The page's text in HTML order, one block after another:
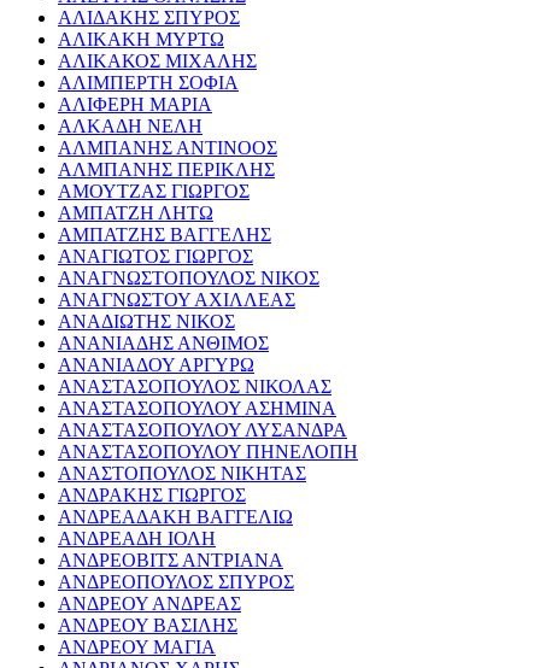
ΑΛΙΔΑΚΗΣ ΣΠΥΡΟΣ
ΑΛΙΚΑΚΗ ΜΥΡΤΩ
ΑΛΙΚΑΚΟΣ ΜΙΧΑΛΗΣ
ΑΛΙΜΠΕΡΤΗ ΣΟΦΙΑ
ΑΛΙΦΕΡΗ ΜΑΡΙΑ
ΑΛΚΑΔΗ ΝΕΛΗ
ΑΛΜΠΑΝΗΣ ΑΝΤΙΝΟΟΣ
ΑΛΜΠΑΝΗΣ ΠΕΡΙΚΛΗΣ
ΑΜΟΥΤΖΑΣ ΓΙΩΡΓΟΣ
ΑΜΠΑΤΖΗ ΛΗΤΩ
ΑΜΠΑΤΖΗΣ ΒΑΓΓΕΛΗΣ
ΑΝΑΓΙΩΤΟΣ ΓΙΩΡΓΟΣ
ΑΝΑΓΝΩΣΤΟΠΟΥΛΟΣ ΝΙΚΟΣ
ΑΝΑΓΝΩΣΤΟΥ ΑΧΙΛΛΕΑΣ
ΑΝΑΔΙΩΤΗΣ ΝΙΚΟΣ
ΑΝΑΝΙΑΔΗΣ ΑΝΘΙΜΟΣ
ΑΝΑΝΙΑΔΟΥ ΑΡΓΥΡΩ
ΑΝΑΣΤΑΣΟΠΟΥΛΟΣ ΝΙΚΟΛΑΣ
ΑΝΑΣΤΑΣΟΠΟΥΛΟΥ ΑΣΗΜΙΝΑ
ΑΝΑΣΤΑΣΟΠΟΥΛΟΥ ΛΥΣΑΝΔΡΑ
ΑΝΑΣΤΑΣΟΠΟΥΛΟΥ ΠΗΝΕΛΟΠΗ
ΑΝΑΣΤΟΠΟΥΛΟΣ ΝΙΚΗΤΑΣ
ΑΝΔΡΑΚΗΣ ΓΙΩΡΓΟΣ
ΑΝΔΡΕΑΔΑΚΗ ΒΑΓΓΕΛΙΩ
ΑΝΔΡΕΑΔΗ ΙΟΛΗ
ΑΝΔΡΕΟΒΙΤΣ ΑΝΤΡΙΑΝΑ
ΑΝΔΡΕΟΠΟΥΛΟΣ ΣΠΥΡΟΣ
ΑΝΔΡΕΟΥ ΑΝΔΡΕΑΣ
ΑΝΔΡΕΟΥ ΒΑΣΙΛΗΣ
ΑΝΔΡΕΟΥ ΜΑΓΙΑ